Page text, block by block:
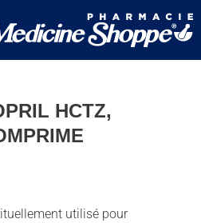
HCTZ,
utilisé pour